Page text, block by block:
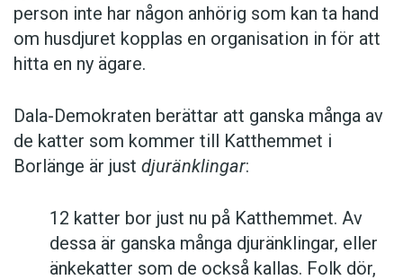
person inte har någon anhörig som kan ta hand
om husdjuret kopplas en organisation in för att
hitta en ny ägare.
Dala-Demokraten berättar att ganska många av
de katter som kommer till Katthemmet i
Borlänge är just djuränklingar:
12 katter bor just nu på Katthemmet. Av
dessa är ganska många djuränklingar, eller
änkekatter som de också kallas. Folk dör,